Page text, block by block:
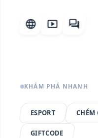
language smart_display forum
KHÁM PHÁ NHANH
ESPORT CHÉM
GIFTCODE